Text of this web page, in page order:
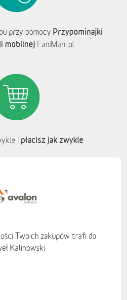
przy pomocy Przypominajki
mobilnej FaniMani.pl
i płacisz jak zwykle
Twoich zakupów trafi do
Kalinowski